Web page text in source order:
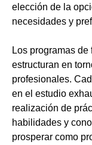
elección de la
necesidades y
Los programas
estructuran en
profesionales.
en el estudio
realización de
habilidades y
prosperar como